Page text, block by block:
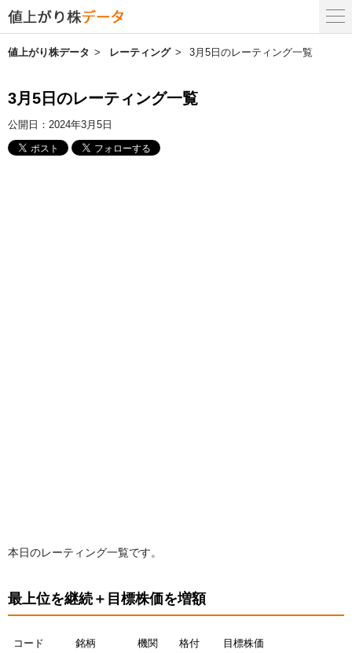
値上がり株データ レーティング 3月5日のレーティング一覧
3月5日のレーティング一覧
公開日： 2024年3月5日
本日のレーティング一覧です。
最上位を継続＋目標株価を増額
コード 銘柄 機関 格付
目標株価